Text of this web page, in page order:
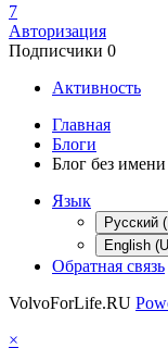
7
Авторизация
Подписчики 0
Активность
Главная
Блоги
Блог без имени
Язык
Русский
English
Обратная связь
VolvoForLife.RU
×